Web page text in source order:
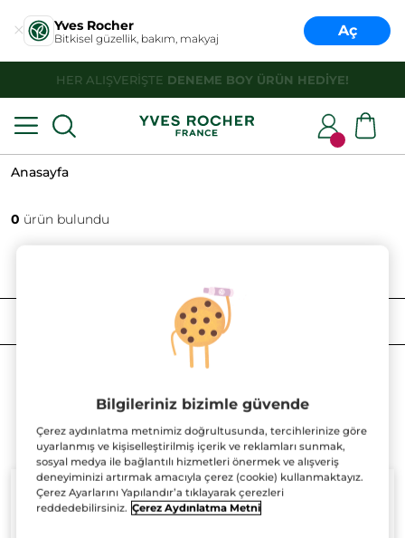
Yves Rocher
Bitkisel güzellik, bakım, makyaj Aç
HER ALIŞVERİŞTE DENEME BOY ÜRÜN HEDİYE!
Anasayfa
0 ürün bulundu
SIRALAMA
Bilgileriniz bizimle güvende
Çerez aydınlatma metnimiz doğrultusunda, tercihlerinize göre
uyarlanmış ve kişiselleştirilmiş içerik ve reklamları sunmak,
sosyal medya ile bağlantılı hizmetleri önermek ve alışveriş
deneyiminizi artırmak amacıyla çerez (cookie) kullanmaktayız.
Çerez Ayarlarını Yapılandır’a tıklayarak çerezleri
reddedebilirsiniz. Çerez Aydınlatma Metni